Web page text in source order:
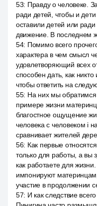
53: Правду о человеке.
ради детей, чтобы и
оставили детей или
движение. В последнем
54: Помимо всего
характера в чем смысл
удовлетворяющий всех
способен дать, как
чтобы ответить на
55: На них мы обратимся
примере жизни
благостное ощущение
человека с человеком i
сравнивает жителей
56: Как первые
только для работы, а вы
как работаете для
импонируют
участие в продолжении
57: И как следствие